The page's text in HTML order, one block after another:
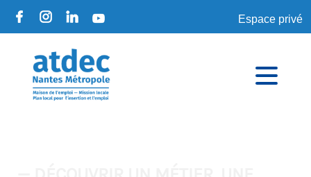
Espace privé